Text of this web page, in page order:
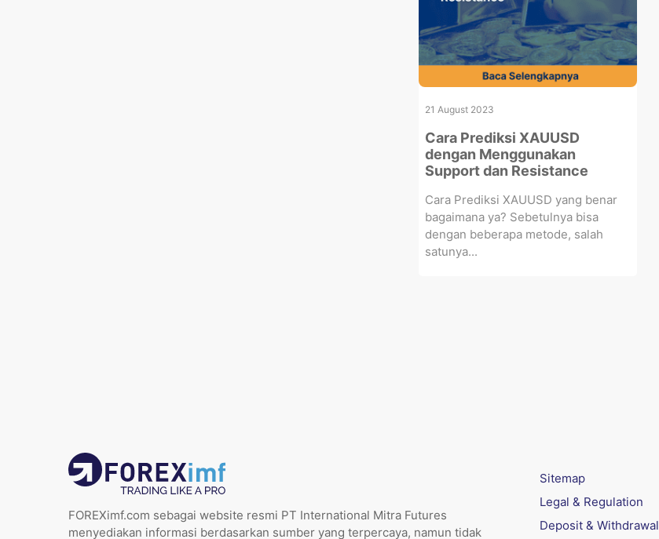
21 August 2023
Cara Prediksi XAUUSD
dengan Menggunakan
Support dan Resistance
Cara Prediksi XAUUSD yang benar
bagaimana ya? Sebetulnya bisa
dengan beberapa metode, salah
satunya...
FOREXimf.com sebagai website resmi PT International Mitra Futures
menyediakan informasi berdasarkan sumber yang terpercaya, namun tidak
Sitemap
Legal & Regulation
Deposit & Withdrawal